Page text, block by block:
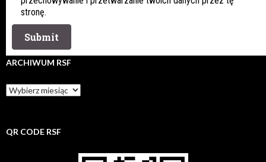
stronę.
ARCHIWUM RSF
Archiwum
rsf
QR CODE RSF